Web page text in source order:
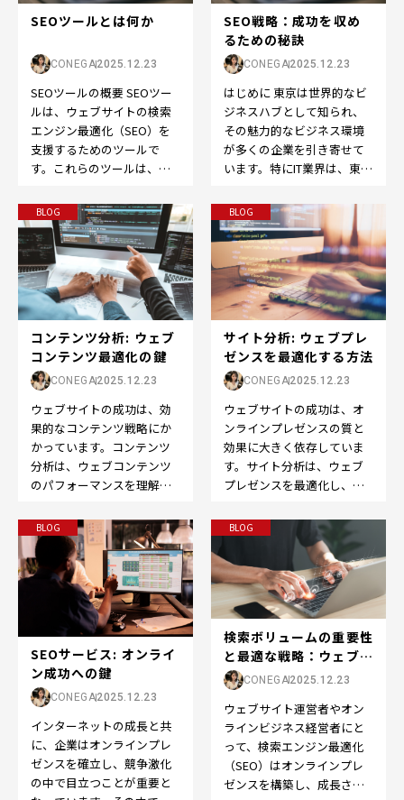
SEOツールとは何か
CONEGA2025.12.23
SEOツールの概要 SEOツー
ルは、ウェブサイトの検索
エンジン最適化（SEO）を
支援するためのツールで
す。これらのツールは、検
グ向上やウェブサイト…
SEO戦略：成功を収め
るための秘訣
CONEGA2025.12.23
はじめに 東京は世界的なビ
ジネスハブとして知られ、
その魅力的なビジネス環境
が多くの企業を引き寄せて
います。特にIT業界は、東京
欠かせない要素となっ…
BLOG
コンテンツ分析: ウェブ
コンテンツ最適化の鍵
CONEGA2025.12.23
ウェブサイトの成功は、効
果的なコンテンツ戦略にか
かっています。コンテンツ
分析は、ウェブコンテンツ
のパフォーマンスを理解
なツールです。この記事で
は、…
BLOG
サイト分析: ウェブプレ
ゼンスを最適化する方法
CONEGA2025.12.23
ウェブサイトの成功は、オ
ンラインプレゼンスの質と
効果に大きく依存していま
す。サイト分析は、ウェブ
プレゼンスを最適化し、改
プです。この記事では、
「サ…
BLOG
SEOサービス: オンライ
ン成功への鍵
CONEGA2025.12.23
インターネットの成長と共
に、企業はオンラインプレ
ゼンスを確立し、競争激化
の中で目立つことが重要と
BLOG
検索ボリュームの重要性
と最適な戦略：ウェブサ
イトの成長を促す...
CONEGA2025.12.23
ウェブサイト運営者やオン
ラインビジネス経営者にと
って、検索エンジン最適化
（SEO）はオンラインプレ
ゼンスを構築し、成長させ